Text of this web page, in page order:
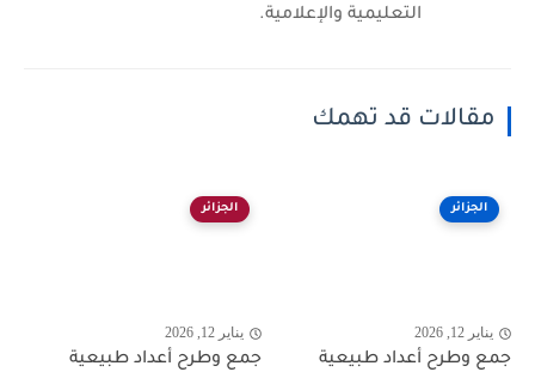
التعليمية والإعلامية.
مقالات قد تهمك
الجزائر
يناير 12, 2026
جمع وطرح أعداد طبيعية
الجزائر
يناير 12, 2026
جمع وطرح أعداد طبيعية